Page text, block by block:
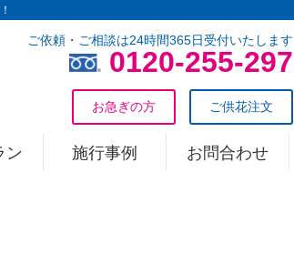
ご依頼・ご相談は24時間365日受付いたします
0120-255-297
ご供花注文
お急ぎの方
ン 施行事例 お問合わせ